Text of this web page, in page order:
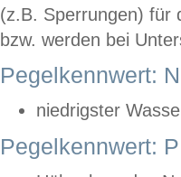
(z.B. Sperrungen) für
bzw. werden bei
Pegelkennwert:
niedrigster
Pegelkennwert: